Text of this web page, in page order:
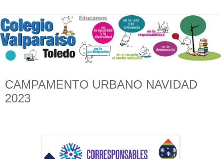
CAMPAMENTO URBANO NAVIDAD
2023